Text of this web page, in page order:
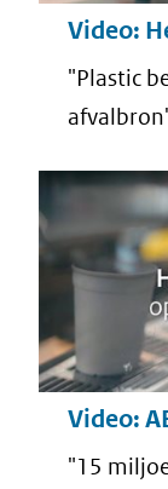
Video:
"Plastic
Video:
"15